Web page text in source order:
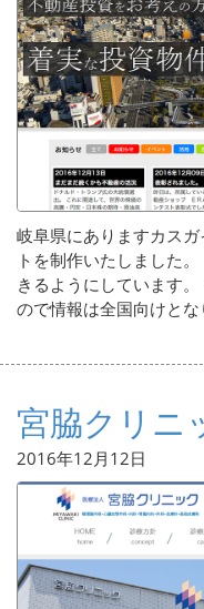
岐阜県にありますカス
トを制作いたしました
きるようにしています
ので情報は全国向けとな
宮脇クリニ
2016年12月12日